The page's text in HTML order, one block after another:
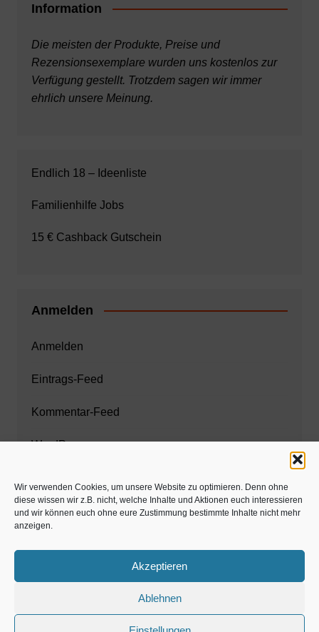
Wir verwenden Cookies, um unsere Website zu optimieren. Denn ohne
diese wissen wir z.B. nicht, welche Inhalte und Aktionen euch interessieren
und wir können euch ohne eure Zustimmung bestimmte Inhalte nicht mehr
anzeigen.
Akzeptieren
Ablehnen
Information
Die meisten der Produkte, Preise und
Rezensionsexemplare wurden uns kostenlos zur
Verfügung gestellt. Trotzdem sagen wir immer
ehrlich unsere Meinung.
Endlich 18 – Ideenliste
Familienhilfe Jobs
15 € Cashback Gutschein
Anmelden
Anmelden
Eintrags-Feed
Kommentar-Feed
WordPress.org
Zahnarzt München
www.estaregistrierung.org – ESTA
©familös - dieTestfamilie -